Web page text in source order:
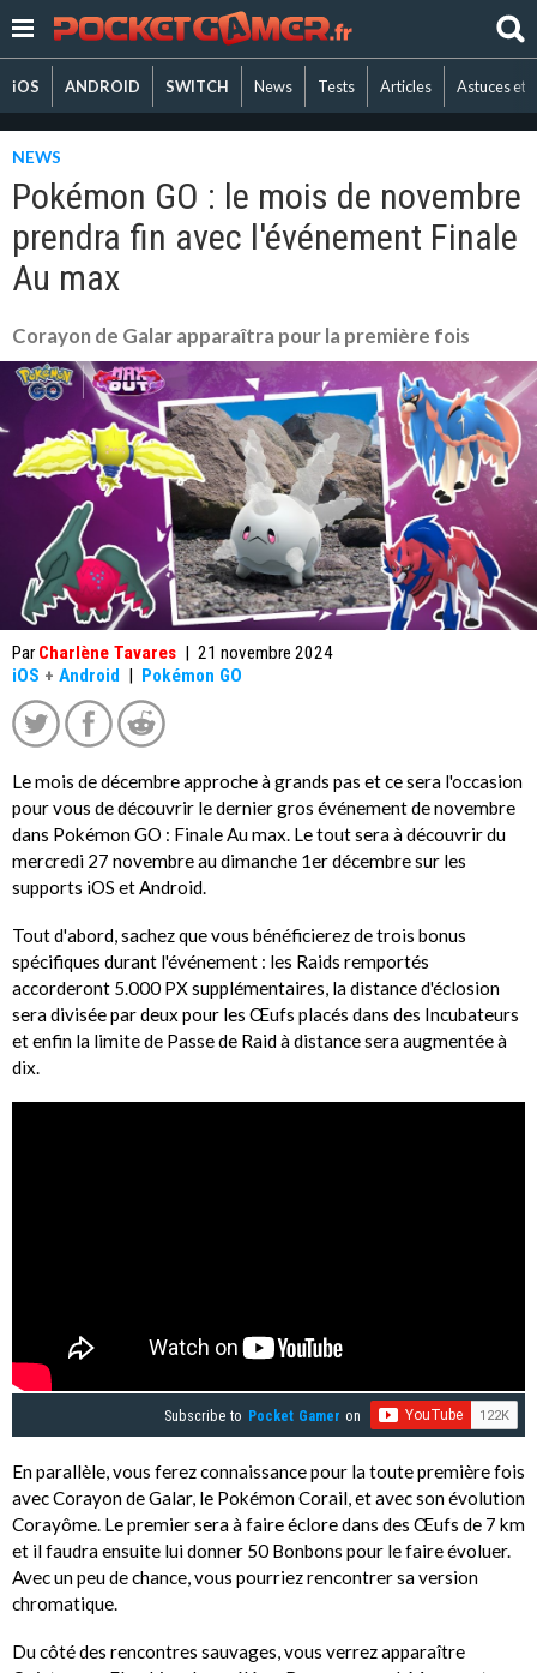
iOS ANDROID SWITCH News Tests Articles Astuces et
NEWS
Pokémon GO : le mois de novembre
prendra fin avec l'événement Finale
Au max
Corayon de Galar apparaîtra pour la première fois
Par Charlène Tavares | 21 novembre 2024
iOS + Android | Pokémon GO
Le mois de décembre approche à grands pas et ce sera l'occasion
pour vous de découvrir le dernier gros événement de novembre
dans Pokémon GO : Finale Au max. Le tout sera à découvrir du
mercredi 27 novembre au dimanche 1er décembre sur les
supports iOS et Android.
Tout d'abord, sachez que vous bénéficierez de trois bonus
spécifiques durant l'événement : les Raids remportés
accorderont 5.000 PX supplémentaires, la distance d'éclosion
sera divisée par deux pour les Œufs placés dans des Incubateurs
et enfin la limite de Passe de Raid à distance sera augmentée à
dix.
Subscribe to Pocket Gamer on
En parallèle, vous ferez connaissance pour la toute première fois
avec Corayon de Galar, le Pokémon Corail, et avec son évolution
Corayôme. Le premier sera à faire éclore dans des Œufs de 7 km
et il faudra ensuite lui donner 50 Bonbons pour le faire évoluer.
Avec un peu de chance, vous pourriez rencontrer sa version
chromatique.
Du côté des rencontres sauvages, vous verrez apparaître